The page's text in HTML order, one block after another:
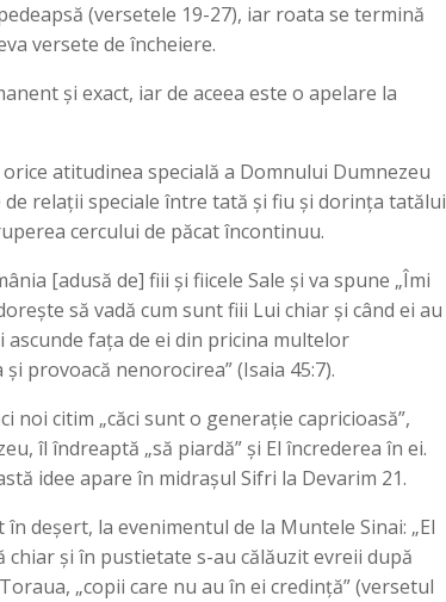
(versetele 19-27), iar roata se termină
versete de încheiere.
și exact, iar de aceea este o apelare la
atitudinea specială a Domnului Dumnezeu
relații speciale între tată și fiu și dorința tatălui
cercului de păcat încontinuu.
[adusă de] fiii și fiicele Sale și va spune „Îmi
să vadă cum sunt fiii Lui chiar și când ei au
ascunde fața de ei din pricina multelor
provoacă nenorocirea” (Isaia 45:7).
citim „căci sunt o generație capricioasă”,
îl îndreaptă „să piardă” și El încrederea în ei.
idee apare în midrașul Sifri la Devarim 21.
deșert, la evenimentul de la Muntele Sinai: „El
și în pustietate s-au călăuzit evreii după
„copii care nu au în ei credință” (versetul